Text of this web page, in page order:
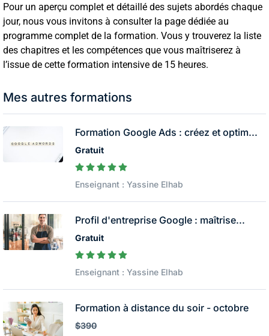
Pour un aperçu complet et détaillé des sujets abordés chaque
jour, nous vous invitons à consulter la page dédiée au
programme complet de la formation. Vous y trouverez la liste
des chapitres et les compétences que vous maîtriserez à
l’issue de cette formation intensive de 15 heures.
Mes autres formations
Formation Google Ads : créez et optim...
Gratuit
Enseignant : Yassine Elhab
Profil d'entreprise Google : maîtrise...
Gratuit
Enseignant : Yassine Elhab
Formation à distance du soir - octobre
$390